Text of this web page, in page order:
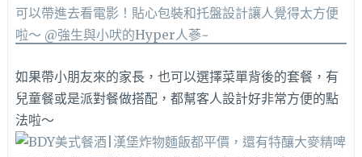
如果帶小朋友來的家長，也可以選擇菜單背後的套餐，有
兒童餐或是派對餐做搭配，都幫客人設計好非常方便的點
法啦～